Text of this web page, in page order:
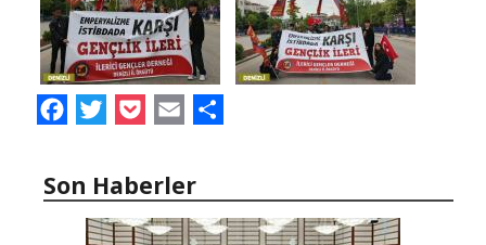
FacebookTwitterPocketEmail
Son Haberler